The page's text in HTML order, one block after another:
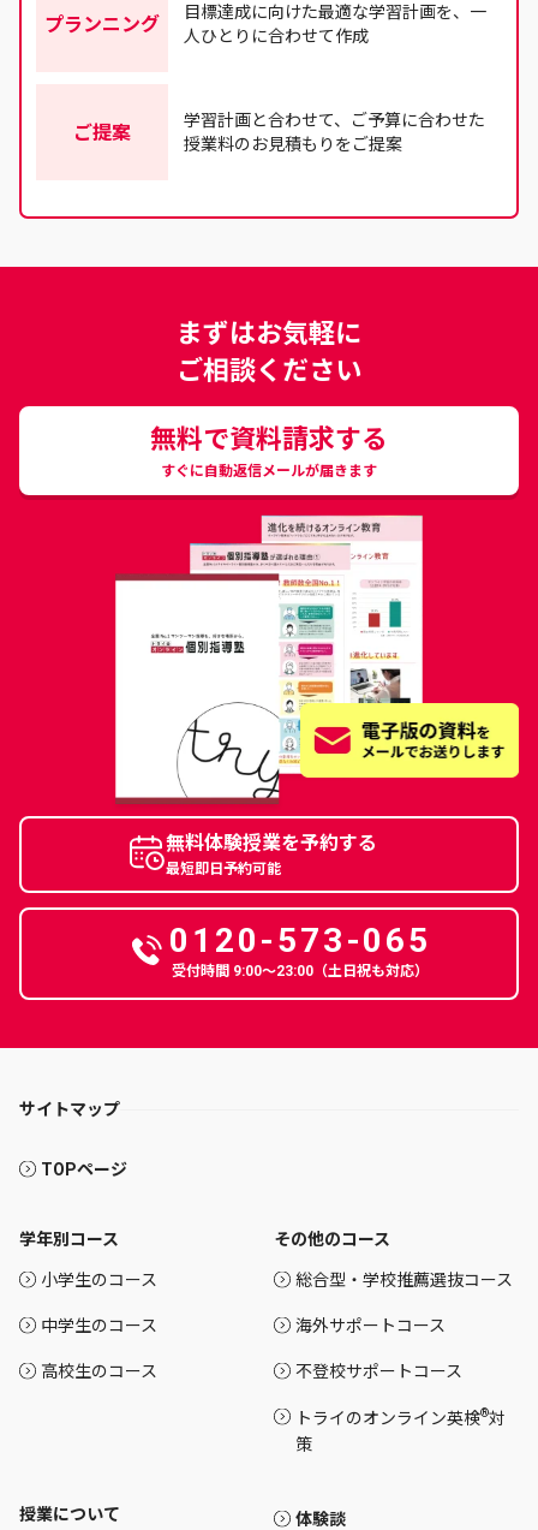
プランニング
目標達成に向けた最適な学習計画を、一
人ひとりに合わせて作成
ご提案
学習計画と合わせて、ご予算に合わせた
授業料のお見積もりをご提案
まずはお気軽に
ご相談ください
無料で資料請求する
すぐに自動返信メールが届きます
無料体験授業を予約する
最短即日予約可能
0120-573-065
受付時間 9:00〜23:00（土日祝も対応）
サイトマップ
TOPページ
学年別コース
小学生のコース
中学生のコース
高校生のコース
その他のコース
総合型・学校推薦選抜コース
海外サポートコース
不登校サポートコース
トライのオンライン英検®対
策
授業について 体験談